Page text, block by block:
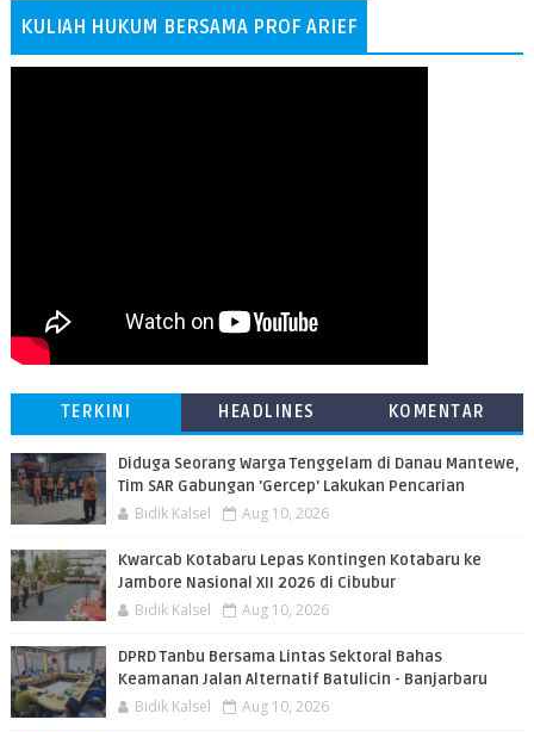
KULIAH HUKUM BERSAMA PROF ARIEF
TERKINI HEADLINES KOMENTAR
Diduga Seorang Warga Tenggelam di Danau Mantewe,
Tim SAR Gabungan 'Gercep' Lakukan Pencarian
Bidik Kalsel Aug 10, 2026
Kwarcab Kotabaru Lepas Kontingen Kotabaru ke
Jambore Nasional XII 2026 di Cibubur
Bidik Kalsel Aug 10, 2026
DPRD Tanbu Bersama Lintas Sektoral Bahas
Keamanan Jalan Alternatif Batulicin - Banjarbaru
Bidik Kalsel Aug 10, 2026